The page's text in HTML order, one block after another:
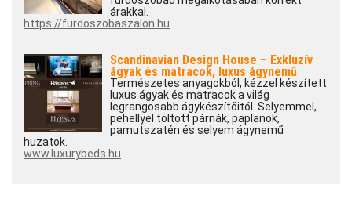
árakkal.
https://furdoszobaszalon.hu
Scandinavian Design House – Exkluzív
ágyak és matracok, luxus ágynemű
Természetes anyagokból, kézzel készített
luxus ágyak és matracok a világ
legrangosabb ágykészítőitől. Selyemmel,
pehellyel töltött párnák, paplanok,
pamutszatén és selyem ágynemű
huzatok.
www.luxurybeds.hu